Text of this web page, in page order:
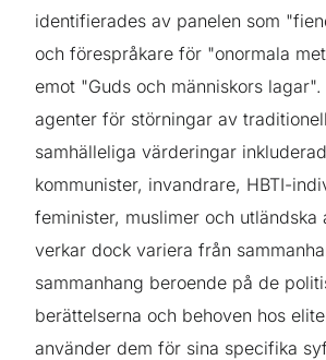
identifierades av panelen som
och förespråkare för "onormala
emot "Guds och människors
agenter för störningar av
samhälleliga värderingar
kommunister, invandrare, HBTI-
feminister, muslimer och utländska
verkar dock variera från
sammanhang beroende på de
berättelserna och behoven hos
använder dem för sina specifika